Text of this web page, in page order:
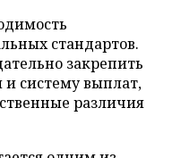
стандартов.
закрепить
систему выплат,
различия